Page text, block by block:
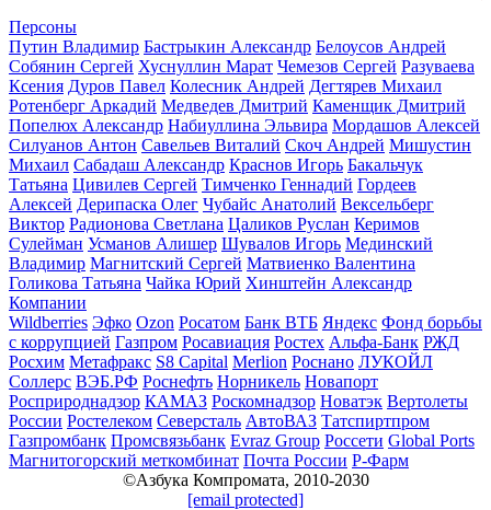
Персоны
Путин Владимир Бастрыкин Александр Белоусов Андрей
Собянин Сергей Хуснуллин Марат Чемезов Сергей Разуваева
Ксения Дуров Павел Колесник Андрей Дегтярев Михаил
Ротенберг Аркадий Медведев Дмитрий Каменщик Дмитрий
Попелюх Александр Набиуллина Эльвира Мордашов Алексей
Силуанов Антон Савельев Виталий Скоч Андрей Мишустин
Михаил Сабадаш Александр Краснов Игорь Бакальчук
Татьяна Цивилев Сергей Тимченко Геннадий Гордеев
Алексей Дерипаска Олег Чубайс Анатолий Вексельберг
Виктор Радионова Светлана Цаликов Руслан Керимов
Сулейман Усманов Алишер Шувалов Игорь Мединский
Владимир Магнитский Сергей Матвиенко Валентина
Голикова Татьяна Чайка Юрий Хинштейн Александр
Компании
Wildberries Эфко Ozon Росатом Банк ВТБ Яндекс Фонд борьбы
с коррупцией Газпром Росавиация Ростех Альфа-Банк РЖД
Росхим Метафракс S8 Capital Merlion Роснано ЛУКОЙЛ
Соллерс ВЭБ.РФ Роснефть Норникель Новапорт
Росприроднадзор КАМАЗ Роскомнадзор Новатэк Вертолеты
России Ростелеком Северсталь АвтоВАЗ Татспиртпром
Газпромбанк Промсвязьбанк Evraz Group Россети Global Ports
Магнитогорский меткомбинат Почта России Р-Фарм
©Азбука Компромата, 2010-2030
[email protected]